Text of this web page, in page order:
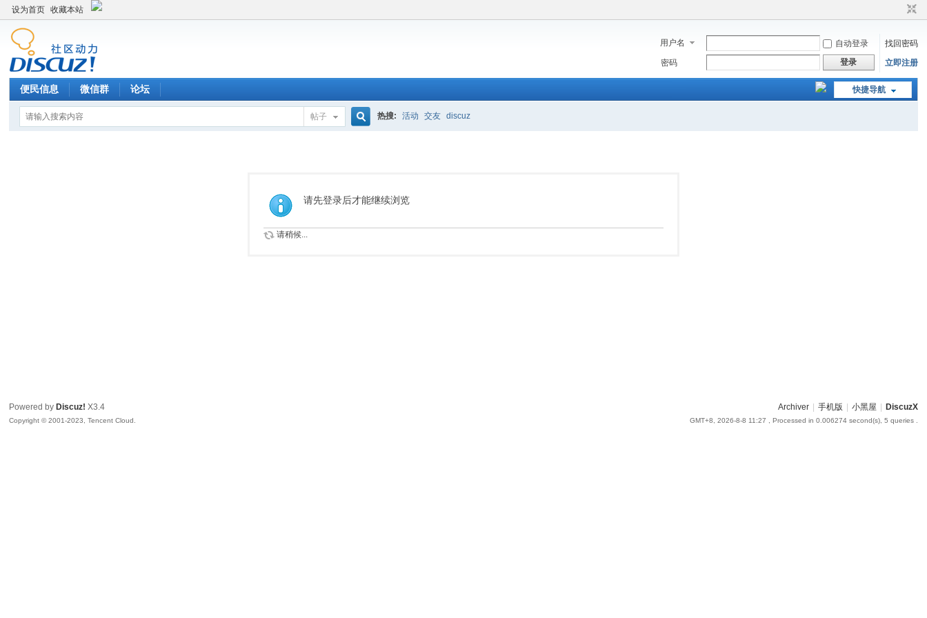
设为首页 收藏本站
用户名 自动登录
找回密码
密码
登录 立即注册
快捷导航
便民信息 微信群 论坛
帖子
索
热搜: 活动 交友 discuz
请先登录后才能继续浏览
请稍候...
Archiver 手机版 小黑屋 DiscuzX
GMT+8, 2026-8-8 11:27 , Processed in 0.006274 second(s), 5 queries .
Powered by Discuz! X3.4
Copyright © 2001-2023, Tencent Cloud.